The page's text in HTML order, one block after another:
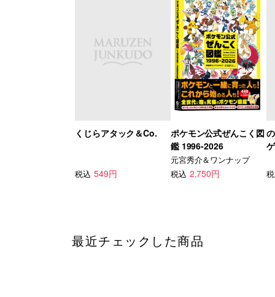
くじらアタック＆Co.
税込 549円
ポケモン公式ぜんこく図
鑑 1996-2026
元宮秀介＆ワンナップ
税込 2,750円
最近チェックした商品